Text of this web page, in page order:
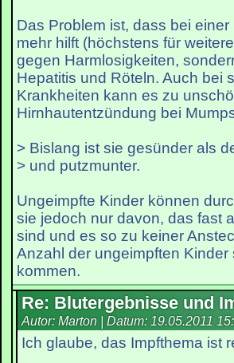
Das Problem ist, dass bei
mehr hilft (höchstens für
gegen Harmlosigkeiten,
Hepatitis und Röteln. Auch bei
Krankheiten kann es zu
Hirnhautentzündung bei
> Bislang ist sie gesünder als
> und putzmunter.
Ungeimpfte Kinder können
sie jedoch nur davon, das fast
sind und es so zu keiner
Anzahl der ungeimpften
kommen.
Re: Blutergebnisse und
Autor: Marton | Datum: 19.05.2011
Ich glaube, das Impfthema ist